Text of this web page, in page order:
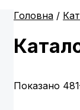
Головна /
Показано